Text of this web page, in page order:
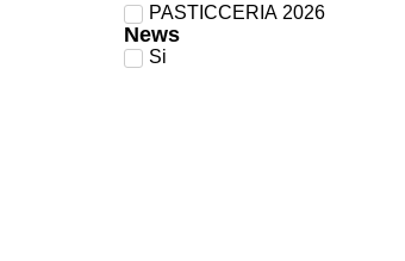
Rame
PASTICCERIA 2026
News
Si